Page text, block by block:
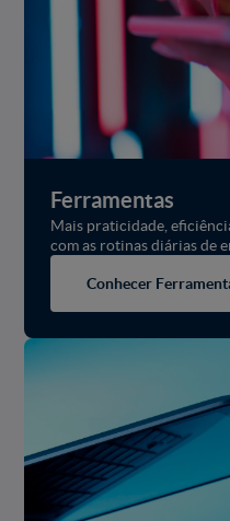
Ferramentas
Mais praticidade,
com as rotinas diárias de
Conhecer